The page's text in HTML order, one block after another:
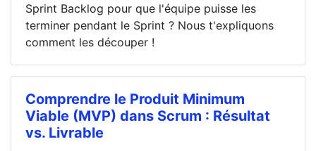
Sprint Backlog pour que l'équipe puisse les
terminer pendant le Sprint ? Nous t'expliquons
comment les découper !
Comprendre le Produit Minimum
Viable (MVP) dans Scrum : Résultat
vs. Livrable